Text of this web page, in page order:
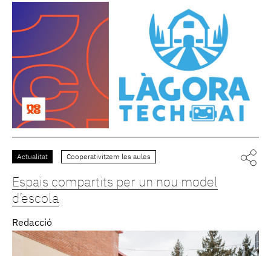
Actualitat Cooperativitzem les aules
Espais compartits per un nou model
d’escola
Redacció